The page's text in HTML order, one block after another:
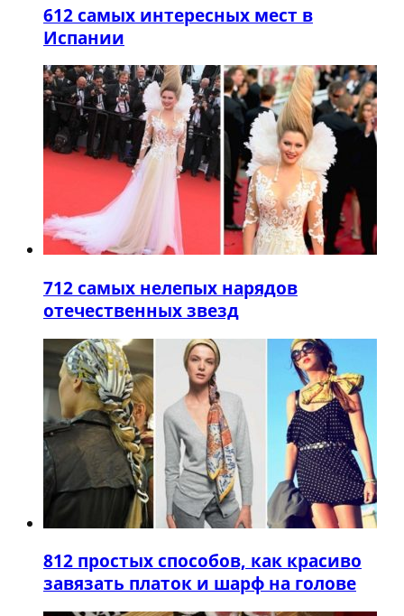
612 самых интересных мест в
Испании
712 самых нелепых нарядов
отечественных звезд
812 простых способов, как красиво
завязать платок и шарф на голове